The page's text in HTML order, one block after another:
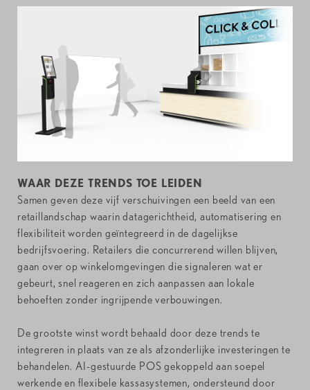
WAAR DEZE TRENDS TOE LEIDEN
Samen geven deze vijf verschuivingen een beeld van een
retaillandschap waarin datagerichtheid, automatisering en
flexibiliteit worden geïntegreerd in de dagelijkse
bedrijfsvoering. Retailers die concurrerend willen blijven,
gaan over op winkelomgevingen die signaleren wat er
gebeurt, snel reageren en zich aanpassen aan lokale
behoeften zonder ingrijpende verbouwingen.
De grootste winst wordt behaald door deze trends te
integreren in plaats van ze als afzonderlijke investeringen te
behandelen. AI-gestuurde POS gekoppeld aan soepel
werkende en flexibele kassasystemen, ondersteund door